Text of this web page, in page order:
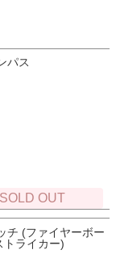
パス
SOLD OUT
チ (ファイヤーボー
トライカー)